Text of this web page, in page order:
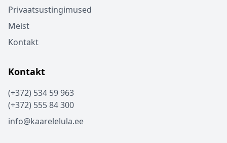
Privaatsustingimused
Meist
Kontakt
Kontakt
(+372) 534 59 963
(+372) 555 84 300
info@kaarelelula.ee